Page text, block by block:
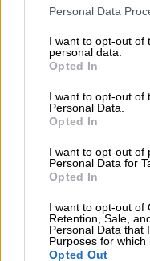
Please note that this
not limited to your visit
grant or deny consent
use your data for below
consent section.
Personal Data
I want to opt-out of
personal data.
Opted In
I want to opt-out of
Personal Data.
Opted In
I want to opt-out of
Personal Data for
Opted In
I want to opt-out of
Retention, Sale,
Personal Data that
Purposes for which
Opted Out
Kun on luotettavat
perusteella pystyy
helpompi tehdä
rekrytoida ihmisiä
on iso”, summaa
Mikäli
pelkästään
olisi varmasti